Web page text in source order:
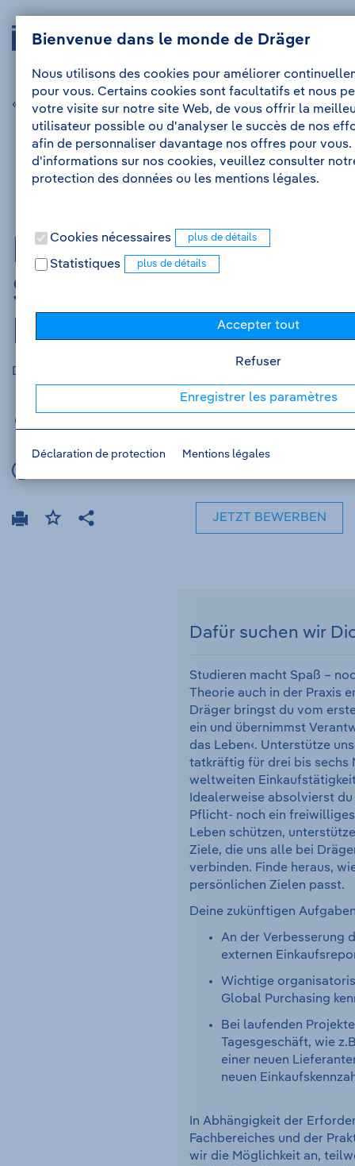
Au
contenu
À
navigation
Drägerwerk
AG
KGaA
Bienvenue dans le monde de Dräger
Nous utilisons des cookies pour améliorer
pour vous. Certains cookies sont facultatifs et nous
votre visite sur notre site Web, de vous offrir la
utilisateur possible ou d'analyser le succès de nos
afin de personnaliser davantage nos offres pour vous.
d'informations sur nos cookies, veuillez consulter
protection des données ou les mentions légales.
Cookies nécessaires
Statistiques
Accepter tout
Refuser
Enregistrer les paramètres
Déclaration de protection Mentions légales
« offre précédente offre suivante »
Praktikum
Strategischer
Einkauf
Drägerwerk AG & Co. KGaA - Job-ID V000002400
DruckenAjouterTeilen
JETZT BEWERBEN
Dafür suchen wir
Studieren macht Spaß –
Theorie auch in der Praxis
Dräger bringst du vom
ein und übernimmst
das Leben‹. Unterstütze
tatkräftig für drei bis sechs
weltweiten
Idealerweise absolvierst
Pflicht- noch ein
Leben schützen,
Ziele, die uns alle bei
verbinden. Finde heraus,
persönlichen Zielen passt.
Deine zukünftigen
An der Verbesserung
externen
Wichtige
Global Purchasing
Bei laufenden
Tagesgeschäft, wie
einer neuen
neuen
In Abhängigkeit der
Fachbereiches und der
wir die Möglichkeit an,